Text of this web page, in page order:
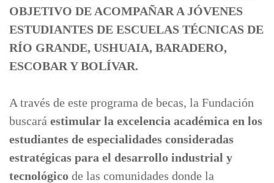
OBJETIVO DE ACOMPAÑAR A JÓVENES
ESTUDIANTES DE ESCUELAS TÉCNICAS DE
RÍO GRANDE, USHUAIA, BARADERO,
ESCOBAR Y BOLÍVAR.
A través de este programa de becas, la Fundación
buscará estimular la excelencia académica en los
estudiantes de especialidades consideradas
estratégicas para el desarrollo industrial y
tecnológico de las comunidades donde la